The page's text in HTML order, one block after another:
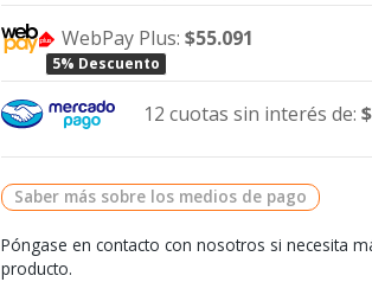
WebPay Plus:$55.091
5% Descuento
12 cuotas sin interés de:
Saber más sobre los medios de pago
Póngase en contacto con nosotros si necesita
producto.